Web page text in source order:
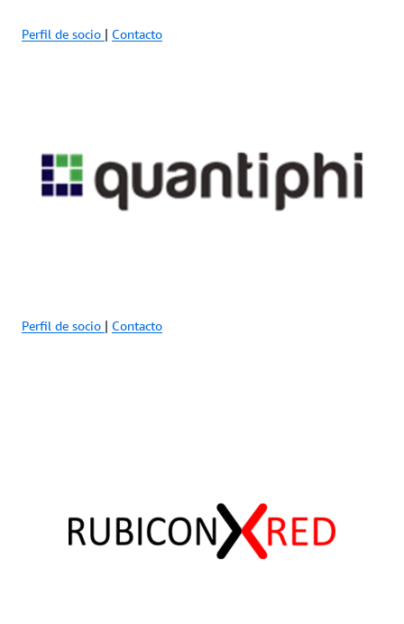
Perfil de socio | Contacto
Perfil de socio | Contacto